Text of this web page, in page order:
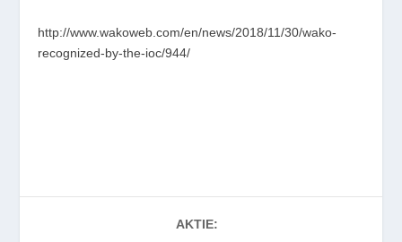
http://www.wakoweb.com/en/news/2018/11/30/wako-
recognized-by-the-ioc/944/
AKTIE: